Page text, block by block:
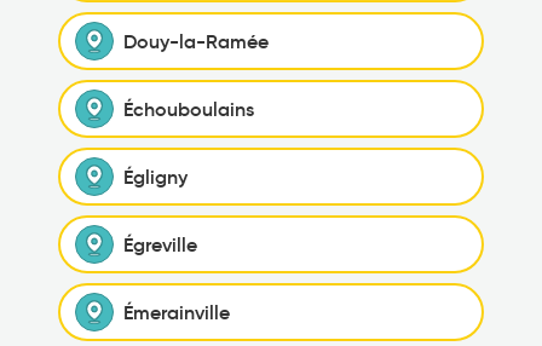
Douy-la-Ramée
Échouboulains
Égligny
Égreville
Émerainville